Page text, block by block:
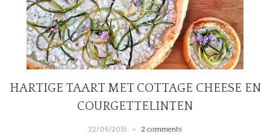
HARTIGE TAART MET COTTAGE CHEESE EN
COURGETTELINTEN
22/04/2015 2 comments